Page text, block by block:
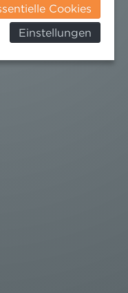
Daten durch US-
werden und
am
Sie jederzeit Ihre
ausüben.
Cookies
Einstellungen